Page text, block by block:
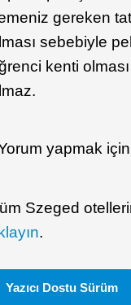
gereken
sebebiyle
kenti
yapmak için
Szeged
.
Yazıcı Dostu Sürüm